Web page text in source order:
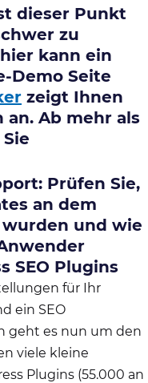
dieser Punkt
zu
kann ein
Demo Seite
zeigt Ihnen
an. Ab mehr als
Prüfen Sie,
an dem
und wie
SEO Plugins
für Ihr
ein SEO
geht es nun um den
viele kleine
Plugins (55.000 an